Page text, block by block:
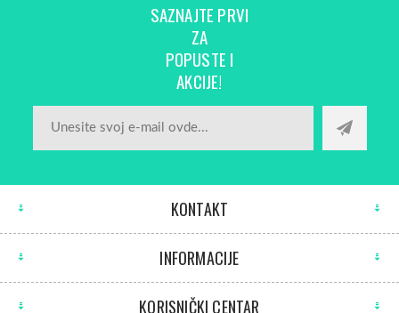
SAZNAJTE PRVI
ZA
POPUSTE I
AKCIJE!
KONTAKT
INFORMACIJE
KORISNIČKI CENTAR